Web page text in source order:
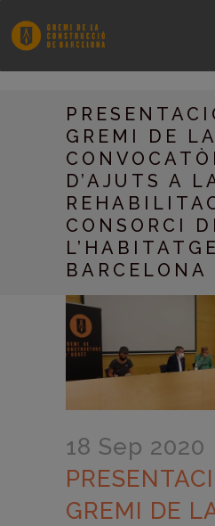
GREMI DE
D’AJUTS A
CONSORCI
BARCELONA
18 Sep 2020
GREMI DE